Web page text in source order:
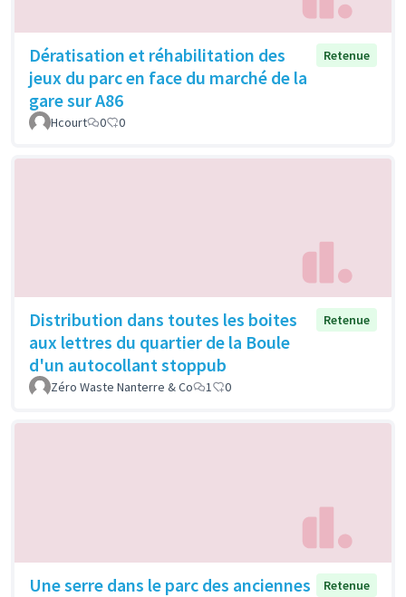
Dératisation et réhabilitation des
jeux du parc en face du marché de la
gare sur A86
Retenue
Hcourt 0 0
Distribution dans toutes les boites
aux lettres du quartier de la Boule
d'un autocollant stoppub
Retenue
Zéro Waste Nanterre & Co 1 0
Une serre dans le parc des anciennes
Retenue